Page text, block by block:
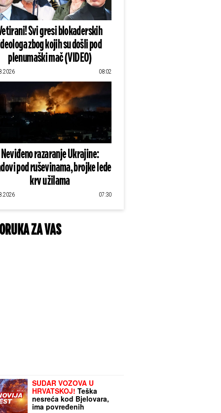
Svi gresi blokaderskih
zbog kojih su došli pod
plenumaški mač (VIDEO)
08:02
Neviđeno razaranje Ukrajine:
pod ruševinama, brojke lede
krv u žilama
07:30
ZA VAS
SUDAR VOZOVA U
HRVATSKOJ! Teška
nesreća kod Bjelovara,
ima povređenih